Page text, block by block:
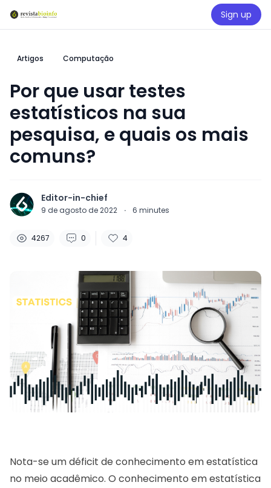
Sign up
Artigos Computação
Por que usar testes
estatísticos na sua
pesquisa, e quais os mais
comuns?
Editor-in-chief
9 de agosto de 2022 · 6 minutes
4267 0 4
Nota-se um déficit de conhecimento em estatística
no meio acadêmico. O conhecimento em estatística